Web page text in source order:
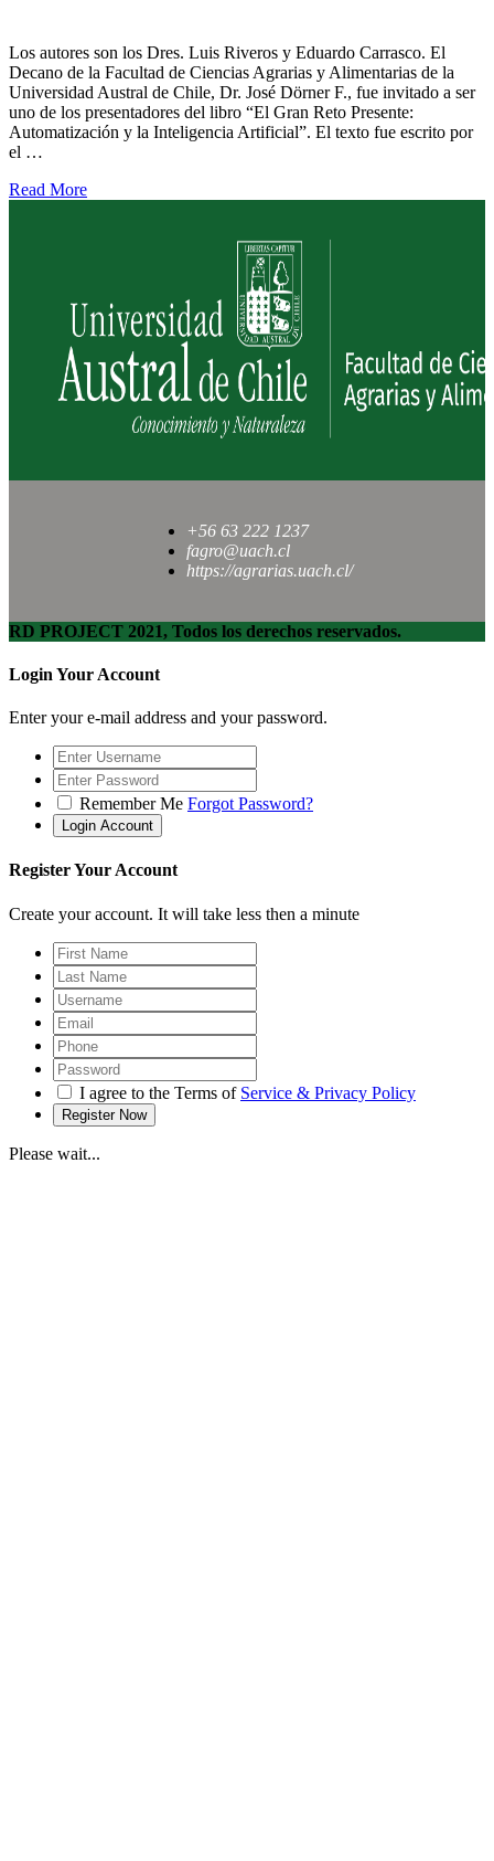
Los autores son los Dres. Luis Riveros y Eduardo Carrasco. El
Decano de la Facultad de Ciencias Agrarias y Alimentarias de la
Universidad Austral de Chile, Dr. José Dörner F., fue invitado a ser
uno de los presentadores del libro “El Gran Reto Presente:
Automatización y la Inteligencia Artificial”. El texto fue escrito por
el …
Read More
+56 63 222 1237
fagro@uach.cl
https://agrarias.uach.cl/
RD PROJECT 2021, Todos los derechos reservados.
Login Your Account
Enter your e-mail address and your password.
Remember Me Forgot Password?
Register Your Account
Create your account. It will take less then a minute
I agree to the Terms of Service & Privacy Policy
Please wait...